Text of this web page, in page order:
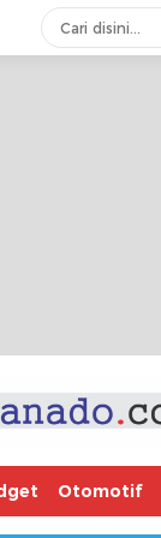
Otomotif